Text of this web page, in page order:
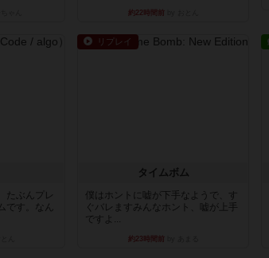
約22時間前
たぶんプレ
です。なん
リプレイ
タイムボム
僕はホントに嘘が下手なようで、す
ぐバレますみんなホント、嘘が上手
ですよ...
約23時間前